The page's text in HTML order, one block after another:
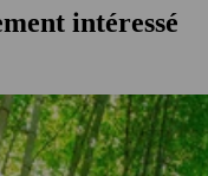
intéressé